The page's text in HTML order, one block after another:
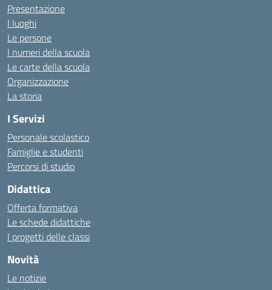
Presentazione
I luoghi
Le persone
I numeri della scuola
Le carte della scuola
Organizzazione
La storia
I Servizi
Personale scolastico
Famiglie e studenti
Percorsi di studio
Didattica
Offerta formativa
Le schede didattiche
I progetti delle classi
Novità
Le notizie